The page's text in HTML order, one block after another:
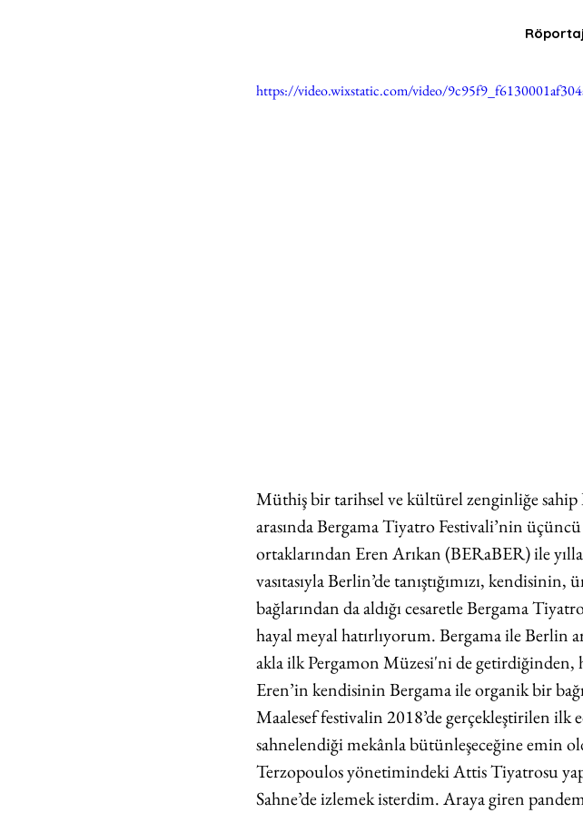
https://video.wixstatic.com/video/
Müthiş bir tarihsel ve kültürel zenginliğe sahip
arasında Bergama Tiyatro Festivali’nin
ortaklarından Eren Arıkan (BERaBER) ile
vasıtasıyla Berlin’de tanıştığımızı,
bağlarından da aldığı cesaretle Bergama
hayal meyal hatırlıyorum. Bergama ile Berlin
akla ilk Pergamon Müzesi'ni de getirdiğinden,
Eren’in kendisinin Bergama ile organik bir
Maalesef festivalin 2018’de gerçekleştirilen ilk
sahnelendiği mekânla bütünleşeceğine emin
Terzopoulos yönetimindeki Attis Tiyatrosu
Sahne’de izlemek isterdim. Araya giren